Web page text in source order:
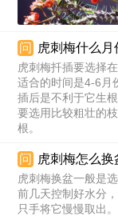
问 虎刺梅什么月
虎刺梅扦插要选择
适合的时间是4-6月
插后是不利于它生
要选用比较粗壮的
根。
问 虎刺梅怎么换
虎刺梅换盆一般是
前几天控制好水分
只手将它慢慢取出